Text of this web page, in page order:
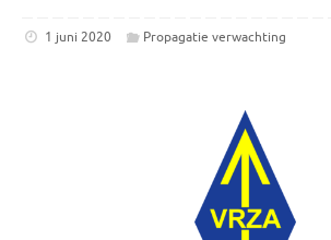
1 juni 2020 Propagatie verwachting